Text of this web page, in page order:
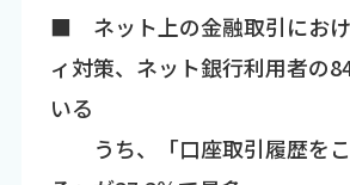
■ ネット上の金融取引にお
ィ対策、ネット銀行利用者の
いる
うち、「口座取引履歴をこ